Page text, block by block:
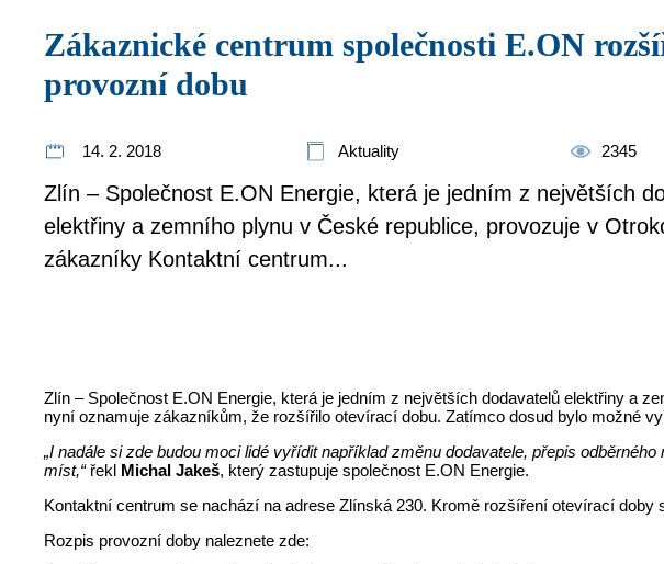
Zákaznické centrum společnosti E.ON rozšířilo svou
provozní dobu
14. 2. 2018 Aktuality 2345
Zlín – Společnost E.ON Energie, která je jedním z největších
elektřiny a zemního plynu v České republice, provozuje v
zákazníky Kontaktní centrum...
Zlín – Společnost E.ON Energie, která je jedním z největších dodavatelů elektřiny a
nyní oznamuje zákazníkům, že rozšířilo otevírací dobu. Zatímco dosud bylo možné
„I nadále si zde budou moci lidé vyřídit například změnu dodavatele, přepis
míst,“řekl Michal Jakeš, který zastupuje společnost E.ON Energie.
Kontaktní centrum se nachází na adrese Zlínská 230. Kromě rozšíření otevírací
Rozpis provozní doby naleznete zde: